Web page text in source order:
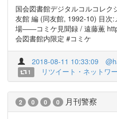
国会図書館デジタルコルコレ
友館 編 (同友館, 1992-10) 目
場――コミケ見聞録 / 遠藤薫
会図書館内限定 #コミケ
2018-08-11 10:33:09
1 リツイート・ネットワ
2 0 0 0 月刊警察